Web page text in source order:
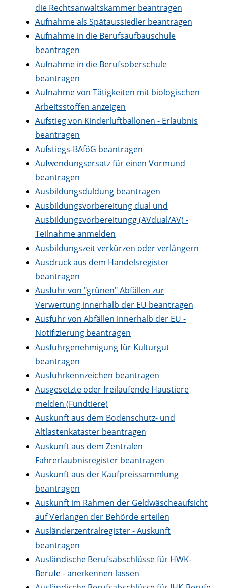
die Rechtsanwaltskammer beantragen
Aufnahme als Spätaussiedler beantragen
Aufnahme in die Berufsaufbauschule
beantragen
Aufnahme in die Berufsoberschule
beantragen
Aufnahme von Tätigkeiten mit biologischen
Arbeitsstoffen anzeigen
Aufstieg von Kinderluftballonen - Erlaubnis
beantragen
Aufstiegs-BAföG beantragen
Aufwendungsersatz für einen Vormund
beantragen
Ausbildungsduldung beantragen
Ausbildungsvorbereitung dual und
Ausbildungsvorbereitungg (AVdual/AV) -
Teilnahme anmelden
Ausbildungszeit verkürzen oder verlängern
Ausdruck aus dem Handelsregister
beantragen
Ausfuhr von "grünen" Abfällen zur
Verwertung innerhalb der EU beantragen
Ausfuhr von Abfällen innerhalb der EU -
Notifizierung beantragen
Ausfuhrgenehmigung für Kulturgut
beantragen
Ausfuhrkennzeichen beantragen
Ausgesetzte oder freilaufende Haustiere
melden (Fundtiere)
Auskunft aus dem Bodenschutz- und
Altlastenkataster beantragen
Auskunft aus dem Zentralen
Fahrerlaubnisregister beantragen
Auskunft aus der Kaufpreissammlung
beantragen
Auskunft im Rahmen der Geldwäscheaufsicht
auf Verlangen der Behörde erteilen
Ausländerzentralregister - Auskunft
beantragen
Ausländische Berufsabschlüsse für HWK-
Berufe - anerkennen lassen